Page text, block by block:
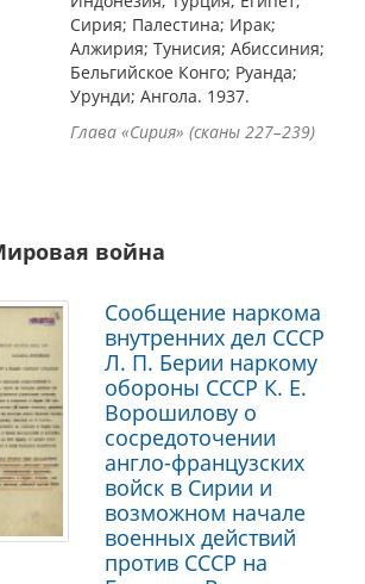
Сирия; Палестина; Ирак;
Алжирия; Тунисия; Абиссиния;
Бельгийское Конго; Руанда;
Урунди; Ангола. 1937.
Глава «Сирия» (сканы 227–239)
война
Сообщение наркома
внутренних дел СССР
Л. П. Берии наркому
обороны СССР К. Е.
Ворошилову о
сосредоточении
англо-французских
войск в Сирии и
возможном начале
военных действий
против СССР на